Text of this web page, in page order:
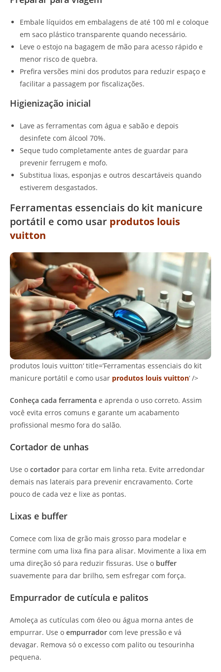
Embale líquidos em embalagens de até 100 ml e coloque
em saco plástico transparente quando necessário.
Leve o estojo na bagagem de mão para acesso rápido e
menor risco de quebra.
Prefira versões mini dos produtos para reduzir espaço e
facilitar a passagem por fiscalizações.
Higienização inicial
Lave as ferramentas com água e sabão e depois
desinfete com álcool 70%.
Seque tudo completamente antes de guardar para
prevenir ferrugem e mofo.
Substitua lixas, esponjas e outros descartáveis quando
estiverem desgastados.
Ferramentas essenciais do kit manicure
portátil e como usar produtos louis
vuitton
produtos louis vuitton‘ title=’Ferramentas essenciais do kit
manicure portátil e como usar produtos louis vuitton‘ />
Conheça cada ferramenta e aprenda o uso correto. Assim
você evita erros comuns e garante um acabamento
profissional mesmo fora do salão.
Cortador de unhas
Use o cortador para cortar em linha reta. Evite arredondar
demais nas laterais para prevenir encravamento. Corte
pouco de cada vez e lixe as pontas.
Lixas e buffer
Comece com lixa de grão mais grosso para modelar e
termine com uma lixa fina para alisar. Movimente a lixa em
uma direção só para reduzir fissuras. Use o buffer
suavemente para dar brilho, sem esfregar com força.
Empurrador de cutícula e palitos
Amoleça as cutículas com óleo ou água morna antes de
empurrar. Use o empurrador com leve pressão e vá
devagar. Remova só o excesso com palito ou tesourinha
pequena.